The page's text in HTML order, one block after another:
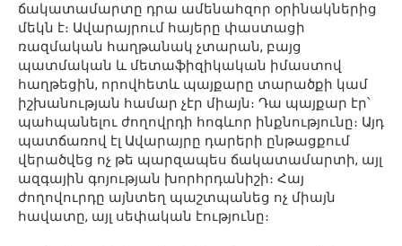
ճակատամարտը դրա ամենահզոր օրինակներից
մեկն է։ Ավարայրում հայերը փաստացի
ռազմական հաղթանակ չտարան, բայց
պատմական և մետաֆիզիկական իմաստով
հաղթեցին, որովհետև պայքարը տարածքի կամ
իշխանության համար չէր միայն։ Դա պայքար էր՝
պահպանելու ժողովրդի հոգևոր ինքնությունը։ Այդ
պատճառով էլ Ավարայրը դարերի ընթացքում
վերածվեց ոչ թե պարզապես ճակատամարտի, այլ
ազգային գոյության խորհրդանիշի։ Հայ
ժողովուրդը այնտեղ պաշտպանեց ոչ միայն
հավատը, այլ սեփական էությունը։